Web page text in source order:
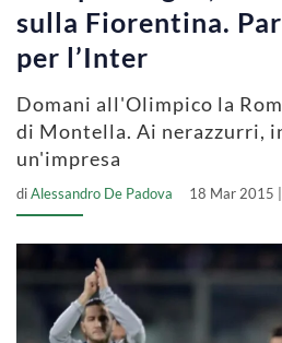
sulla Fiorentina.
per l’Inter
Domani all'Olimpico la
di Montella. Ai nerazzurri,
un'impresa
diAlessandro De Padova 18 Mar 2015